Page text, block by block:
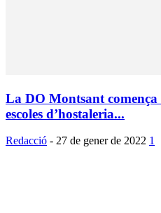
La DO Montsant comença
escoles d’hostaleria...
Redacció - 27 de gener de 2022 1